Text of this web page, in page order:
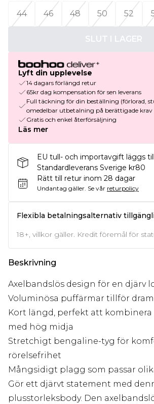
44
46 48 50 52
SLUT I LAGER
Lyft din upplevelse
14 dagars förlängd retur
65kr dag kompensation för sen leverans
Full täckning för din beställning (förlorad,
omedelbar utbetalning på berättigade krav
Gratis och enkel återförsäljning
Läs mer
EU tull- och importavgift läggs
Standardleverans Sverige kr80
Rätt till retur inom 28 dagar
Undantag gäller. Se vår returpolicy
Flexibla betalningsalternativ
18+, villkor gäller. Kredit föremål för
Beskrivning
Axelbandslös design för en djärv
Voluminösa puffärmar tillför
Kort längd, perfekt att kombinera
med hög midja
Stretchigt bengaline-tyg för
rörelsefrihet
Mångsidigt plagg som passar
Gör ett djärvt statement med
plusstorleksbody. Den